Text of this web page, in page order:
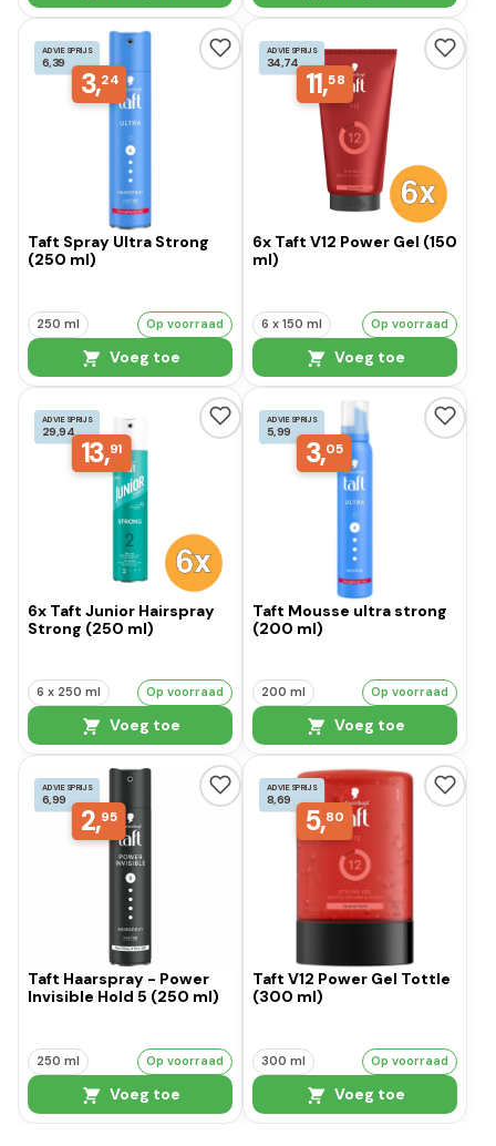
ADVIESPRIJS
6,39
3,24
Taft Spray Ultra Strong
(250 ml)
250 ml Op voorraad
Voeg toe
ADVIESPRIJS
34,74
11,58
6x Taft V12 Power Gel (150
ml)
6 x 150 ml Op voorraad
Voeg toe
ADVIESPRIJS
29,94
13,91
6x Taft Junior Hairspray
Strong (250 ml)
6 x 250 ml Op voorraad
Voeg toe
ADVIESPRIJS
5,99
3,05
Taft Mousse ultra strong
(200 ml)
200 ml Op voorraad
Voeg toe
ADVIESPRIJS
6,99
2,95
Taft Haarspray - Power
Invisible Hold 5 (250 ml)
250 ml Op voorraad
Voeg toe
ADVIESPRIJS
8,69
5,80
Taft V12 Power Gel Tottle
(300 ml)
300 ml Op voorraad
Voeg toe